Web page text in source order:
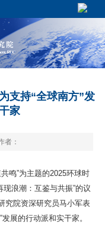
支持“全球南方”发
家
者：
鸣”为主题的2025环球时
现浪潮：互鉴与共振”的议
究院资深研究员马小军表
展的行动派和实干家。